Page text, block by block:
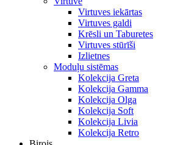
Virtuves iekārtas
Virtuves galdi
Krēsli un Taburetes
Virtuves stūrīši
Izlietnes
Moduļu sistēmas
Kolekcija Greta
Kolekcija Gamma
Kolekcija Olga
Kolekcija Soft
Kolekcija Livia
Kolekcija Retro